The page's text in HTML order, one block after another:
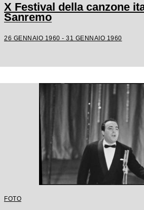
X Festival della canzone
Sanremo
26 GENNAIO 1960 - 31 GENNAIO 1960
FOTO